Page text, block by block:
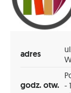
adres
godz. otw. -